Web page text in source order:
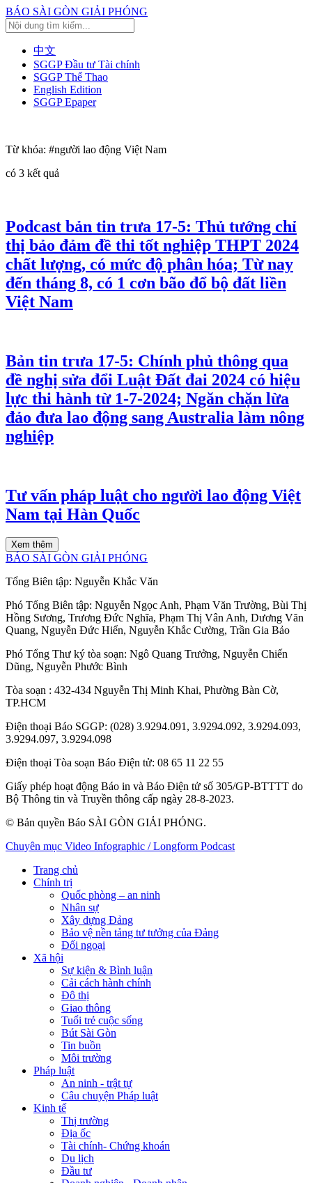
BÁO SÀI GÒN GIẢI PHÓNG
中文
SGGP Đầu tư Tài chính
SGGP Thể Thao
English Edition
SGGP Epaper
Từ khóa: #người lao động Việt Nam
có 3 kết quả
Podcast bản tin trưa 17-5: Thủ tướng chỉ
thị bảo đảm đề thi tốt nghiệp THPT 2024
chất lượng, có mức độ phân hóa; Từ nay
đến tháng 8, có 1 cơn bão đổ bộ đất liền
Việt Nam
Bản tin trưa 17-5: Chính phủ thông qua
đề nghị sửa đổi Luật Đất đai 2024 có hiệu
lực thi hành từ 1-7-2024; Ngăn chặn lừa
đảo đưa lao động sang Australia làm nông
nghiệp
Tư vấn pháp luật cho người lao động Việt
Nam tại Hàn Quốc
Xem thêm
BÁO SÀI GÒN GIẢI PHÓNG
Tổng Biên tập: Nguyễn Khắc Văn
Phó Tổng Biên tập: Nguyễn Ngọc Anh, Phạm Văn Trường, Bùi Thị
Hồng Sương, Trương Đức Nghĩa, Phạm Thị Vân Anh, Dương Văn
Quang, Nguyễn Đức Hiển, Nguyễn Khắc Cường, Trần Gia Bảo
Phó Tổng Thư ký tòa soạn: Ngô Quang Trưởng, Nguyễn Chiến
Dũng, Nguyễn Phước Bình
Tòa soạn : 432-434 Nguyễn Thị Minh Khai, Phường Bàn Cờ,
TP.HCM
Điện thoại Báo SGGP: (028) 3.9294.091, 3.9294.092, 3.9294.093,
3.9294.097, 3.9294.098
Điện thoại Tòa soạn Báo Điện tử: 08 65 11 22 55
Giấy phép hoạt động Báo in và Báo Điện tử số 305/GP-BTTTT do
Bộ Thông tin và Truyền thông cấp ngày 28-8-2023.
© Bản quyền Báo SÀI GÒN GIẢI PHÓNG.
Chuyên mục Video Infographic / Longform Podcast
Trang chủ
Chính trị
Quốc phòng – an ninh
Nhân sự
Xây dựng Đảng
Bảo vệ nền tảng tư tưởng của Đảng
Đối ngoại
Xã hội
Sự kiện & Bình luận
Cải cách hành chính
Đô thị
Giao thông
Tuổi trẻ cuộc sống
Bút Sài Gòn
Tin buồn
Môi trường
Pháp luật
An ninh - trật tự
Câu chuyện Pháp luật
Kinh tế
Thị trường
Địa ốc
Tài chính- Chứng khoán
Du lịch
Đầu tư